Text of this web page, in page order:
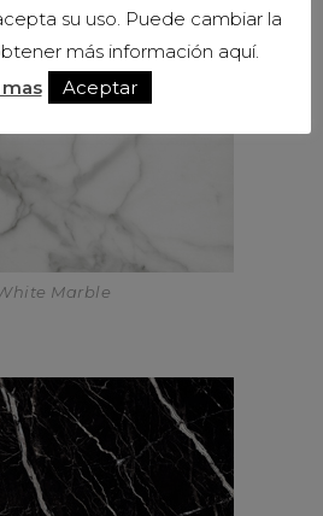
Marble
su uso. Puede cambiar la
más información aquí.
Aceptar